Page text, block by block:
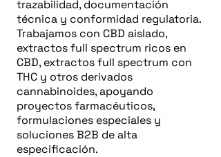
trazabilidad, documentación
técnica y conformidad regulatoria.
Trabajamos con CBD aislado,
extractos full spectrum ricos en
CBD, extractos full spectrum con
THC y otros derivados
cannabinoides, apoyando
proyectos farmacéuticos,
formulaciones especiales y
soluciones B2B de alta
especificación.